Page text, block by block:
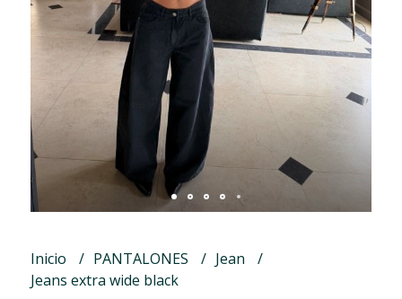
Inicio PANTALONES
Jean
Jeans extra wide black